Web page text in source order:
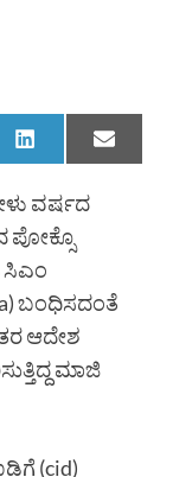
ವರ್ಷದ
ಪೋಕ್ಸೊ
ಸಿಎಂ
ಬಂಧಿಸದಂತೆ
ಆದೇಶ
ಮಾಜಿ
(cid)